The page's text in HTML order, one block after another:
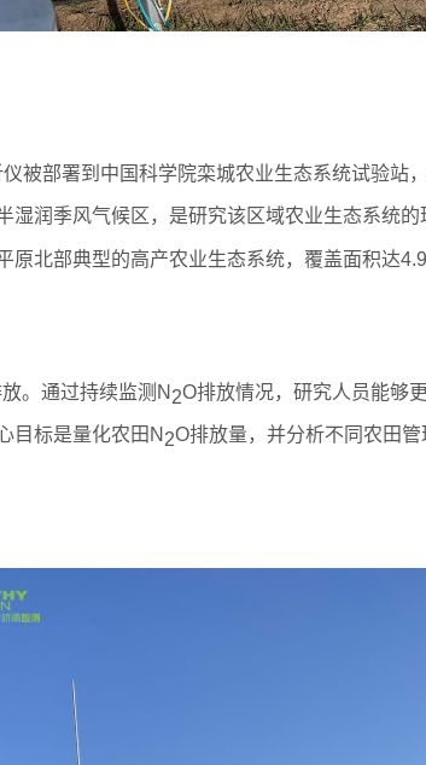
被部署到中国科学院栾城农业生态系统试验站
润季风气候区，是研究该区域农业生态系统
北部典型的高产农业生态系统，覆盖面积达
。通过持续监测N 2O排放情况，研究人员能够
目标是量化农田N2O排放量，并分析不同农田管